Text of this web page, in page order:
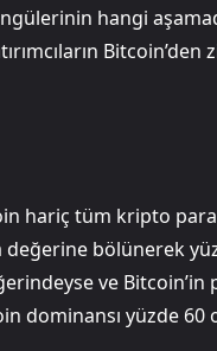
hangi
hariç tüm kripto
değerine bölünerek
ve Bitcoin’in
dominansı yüzde 60